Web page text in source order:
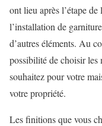
ont lieu après l’étape
l’installation de
d’autres éléments. Au
possibilité de choisir les
souhaitez pour votre
votre propriété.
Les finitions que vous